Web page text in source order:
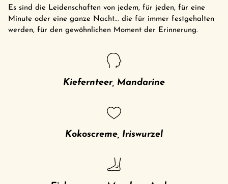
Es sind die Leidenschaften von jedem, für jeden, für eine
Minute oder eine ganze Nacht... die für immer festgehalten
werden, für den gewöhnlichen Moment der Erinnerung.
Kiefernteer, Mandarine
Kokoscreme, Iriswurzel